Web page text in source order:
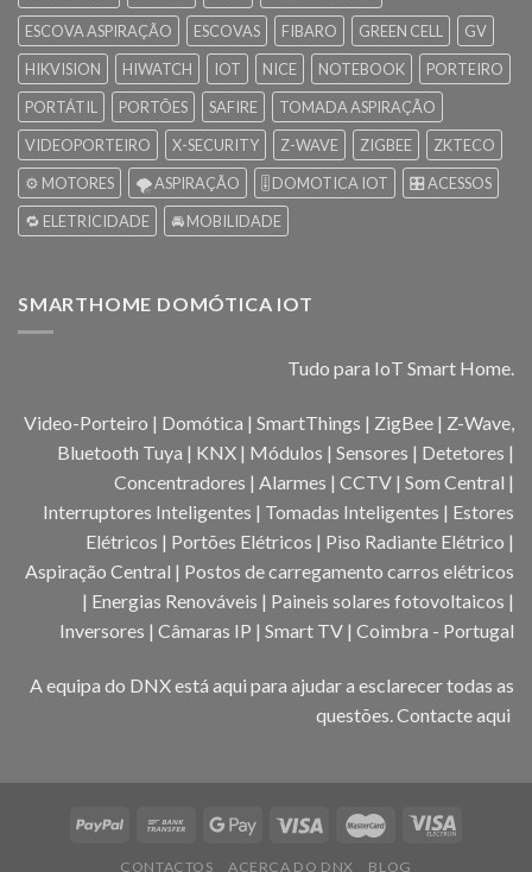
ESCOVA ASPIRAÇÃO
ESCOVAS FIBARO GREEN CELL
GV
HIKVISION
HIWATCH IOT NICE NOTEBOOK
PORTEIRO
PORTÁTIL
PORTÕES SAFIRE
TOMADA ASPIRAÇÃO
VIDEOPORTEIRO
X-SECURITY Z-WAVE ZIGBEE
ZKTECO
⚙️ MOTORES
🌪️ ASPIRAÇÃO 🎚️ DOMOTICA IOT
🎛️ ACESSOS
🔁 ELETRICIDADE
🚘 MOBILIDADE
SMARTHOME DOMÓTICA IOT
Tudo para IoT Smart Home.
Video-Porteiro | Domótica | SmartThings | ZigBee | Z-Wave,
Bluetooth Tuya | KNX | Módulos | Sensores | Detetores |
Concentradores | Alarmes | CCTV | Som Central |
Interruptores Inteligentes | Tomadas Inteligentes | Estores
Elétricos | Portões Elétricos | Piso Radiante Elétrico |
Aspiração Central | Postos de carregamento carros elétricos
| Energias Renováveis | Paineis solares fotovoltaicos |
Inversores | Câmaras IP | Smart TV | Coimbra - Portugal
A equipa do DNX está aqui para ajudar a esclarecer todas as
questões.Contacte aqui
CONTACTOS ACERCA DO DNX BLOG